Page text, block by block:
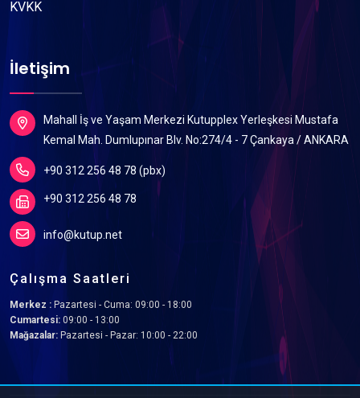
KVKK
İletişim
Mahall İş ve Yaşam Merkezi Kutupplex Yerleşkesi Mustafa
Kemal Mah. Dumlupınar Blv. No:274/4 - 7 Çankaya / ANKARA
+90 312 256 48 78 (pbx)
+90 312 256 48 78
info@kutup.net
Çalışma Saatleri
Merkez : Pazartesi - Cuma: 09:00 - 18:00
Cumartesi: 09:00 - 13:00
Mağazalar: Pazartesi - Pazar: 10:00 - 22:00